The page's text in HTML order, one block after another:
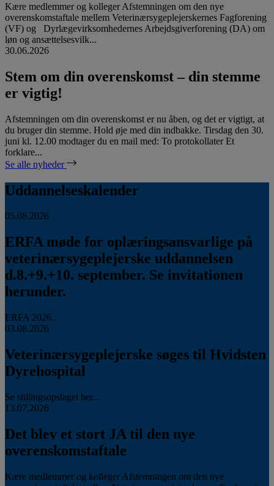
Kære medlemmer og kolleger Afstemningen om den nye
overenskomstaftale mellem Veterinærsygeplejerskernes Fagforening
(VF) og Dyrlægevirksomhedernes Arbejdsgiverforening (DA) om
løn og ansættelsesvilk...
30.06.2026
Stem om din overenskomst – din stemme
er vigtig!
Afstemningen om din overenskomst er nu åben, og det er vigtigt, at
du bruger din stemme. Hold øje med din indbakke. Tirsdag den 30.
juni kl. 12.00 modtager du en mail med: To protokollater Et
forklare...
Se alle nyheder
Uddannelseskalender
05.08.2026
ERFA møde for oplæringsansvarlige på
veterinærsygeplejerske uddannelsen
d.8.+9.+10. september. Se invitationen
herunder.
ERFA 2026...
03.08.2026
Veterinærsygeplejerske søges til Hvidsten
Dyrehospital
Se stillingsopslaget her...
13.07.2026
Det blev et stort JA til den nye
overenskomstaftale
Kære medlemmer og kolleger Afstemningen om den nye